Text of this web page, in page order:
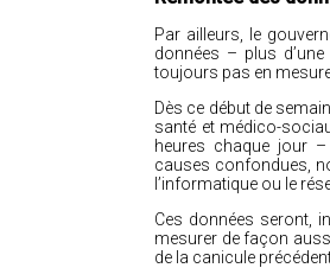
Par ailleurs, le
données – plus
toujours pas en
Dès ce début de
santé et médico-
heures chaque jour
causes confondues,
l’informatique ou le
Ces données seront,
mesurer de façon
de la canicule